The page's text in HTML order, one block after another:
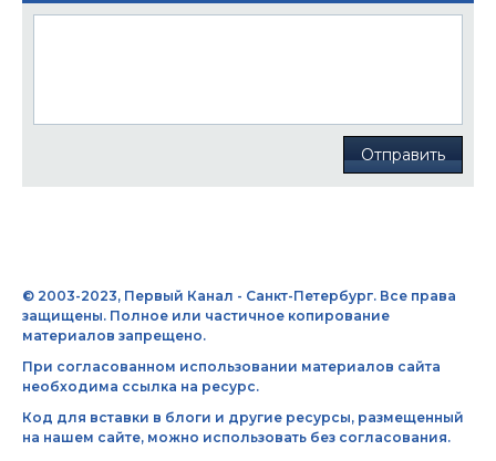
Отправить
© 2003-2023, Первый Канал - Санкт-Петербург. Все права
защищены. Полное или частичное копирование
материалов запрещено.
При согласованном использовании материалов сайта
необходима ссылка на ресурс.
Код для вставки в блоги и другие ресурсы, размещенный
на нашем сайте, можно использовать без согласования.